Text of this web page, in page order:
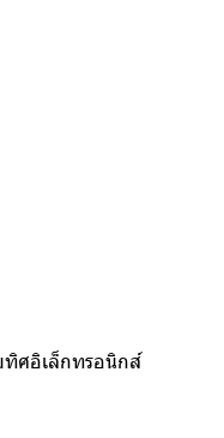
ทิศอิเล็กทรอนิกส์